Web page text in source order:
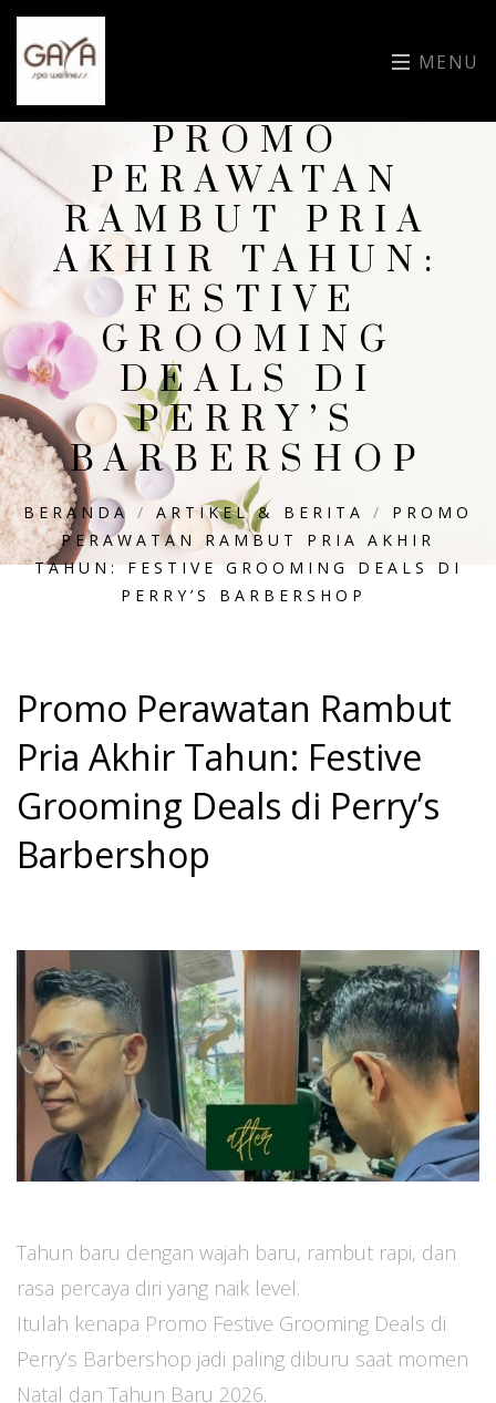
MENU
PROMO
PERAWATAN
RAMBUT PRIA
AKHIR TAHUN:
FESTIVE
GROOMING
DEALS DI
PERRY’S
BARBERSHOP
BERANDA / ARTIKEL & BERITA / PROMO
PERAWATAN RAMBUT PRIA AKHIR
TAHUN: FESTIVE GROOMING DEALS DI
PERRY’S BARBERSHOP
Promo Perawatan Rambut
Pria Akhir Tahun: Festive
Grooming Deals di Perry’s
Barbershop
Tahun baru dengan wajah baru, rambut rapi, dan
rasa percaya diri yang naik level.
Itulah kenapa Promo Festive Grooming Deals di
Perry’s Barbershop jadi paling diburu saat momen
Natal dan Tahun Baru 2026.